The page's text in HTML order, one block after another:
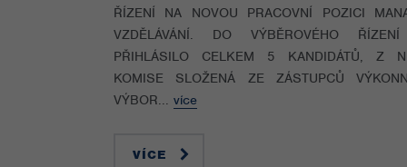
ŘÍZENÍ NA NOVOU PRACOVNÍ POZICI
VZDĚLÁVÁNÍ. DO VÝBĚROVÉHO
PŘIHLÁSILO CELKEM 5 KANDIDÁTŮ, Z
KOMISE SLOŽENÁ ZE ZÁSTUPCŮ
VÝBOR... více
VÍCE